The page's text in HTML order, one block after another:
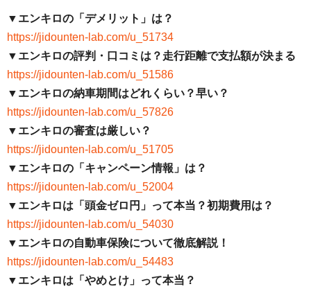
▼エンキロの「デメリット」は？
https://jidounten-lab.com/u_51734
▼エンキロの評判・口コミは？走行距離で支払額が決まる
https://jidounten-lab.com/u_51586
▼エンキロの納車期間はどれくらい？早い？
https://jidounten-lab.com/u_57826
▼エンキロの審査は厳しい？
https://jidounten-lab.com/u_51705
▼エンキロの「キャンペーン情報」は？
https://jidounten-lab.com/u_52004
▼エンキロは「頭金ゼロ円」って本当？初期費用は？
https://jidounten-lab.com/u_54030
▼エンキロの自動車保険について徹底解説！
https://jidounten-lab.com/u_54483
▼エンキロは「やめとけ」って本当？